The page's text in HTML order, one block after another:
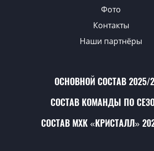
Фото
Контакты
Наши партнёры
ОСНОВНОЙ СОСТАВ 2025/
СОСТАВ КОМАНДЫ ПО
СОСТАВ МХК «КРИСТАЛЛ»